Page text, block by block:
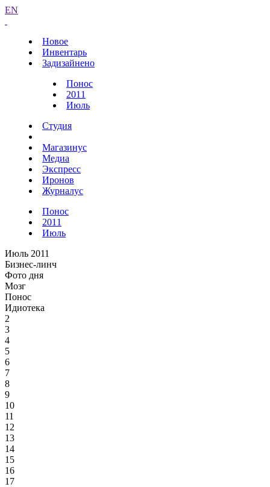
EN
Новое
Инвентарь
Задизайнено
Понос
2011
Июль
Студия
Магазинус
Медиа
Экспресс
Иронов
Журналус
Понос
2011
Июль
Июль 2011
Бизнес-линч
Фото дня
Мозг
Понос
Идиотека
2
3
4
5
6
7
8
9
10
11
12
13
14
15
16
17